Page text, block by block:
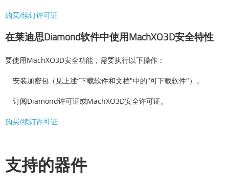
购买/续订许可证
在莱迪思Diamond软件中使用MachXO3D安全特性
要使用MachXO3D安全功能，需要执行以下操作：
安装加密包（见上述“下载软件和文档"中的"可下载软件"）。
订阅Diamond许可证或MachXO3D安全许可证。
购买/续订许可证
支持的器件